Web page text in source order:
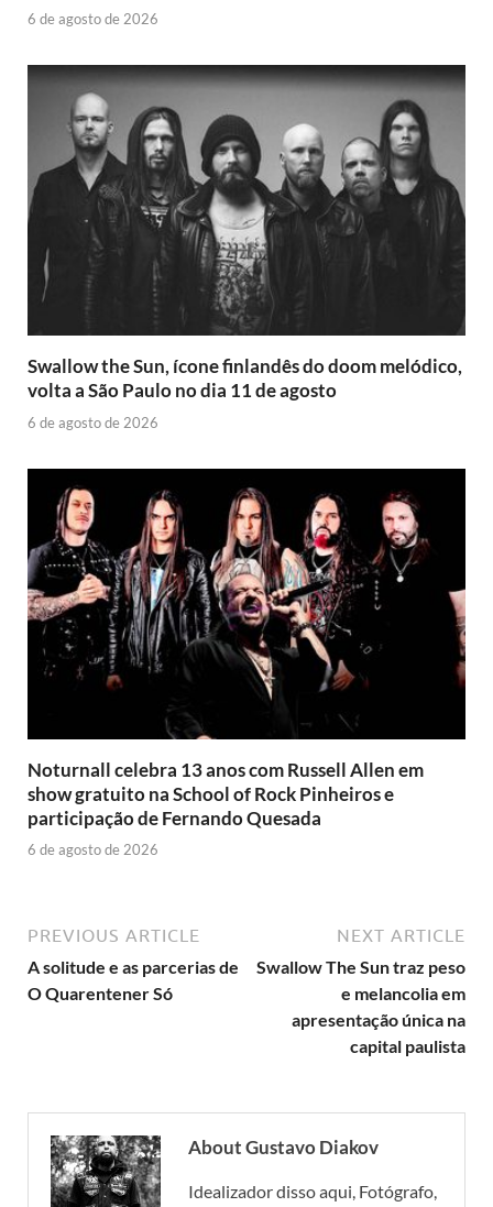
6 de agosto de 2026
Swallow the Sun, ícone finlandês do doom melódico,
volta a São Paulo no dia 11 de agosto
6 de agosto de 2026
Noturnall celebra 13 anos com Russell Allen em
show gratuito na School of Rock Pinheiros e
participação de Fernando Quesada
6 de agosto de 2026
PREVIOUS ARTICLE
A solitude e as parcerias de
O Quarentener Só
NEXT ARTICLE
Swallow The Sun traz peso
e melancolia em
apresentação única na
capital paulista
About Gustavo Diakov
Idealizador disso aqui, Fotógrafo,